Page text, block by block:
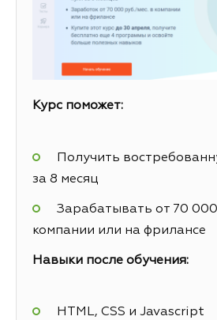
Курс поможет:
Получить
за 8 месяц
Зарабатывать от 70
компании или на фрилансе
Навыки после обучения:
HTML, CSS и Javascript